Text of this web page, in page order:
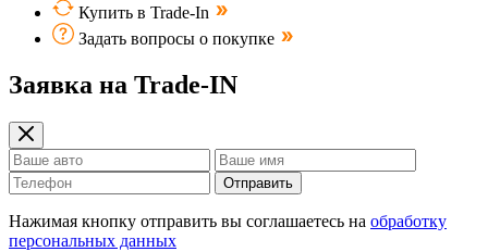
Купить в Trade-In
Задать вопросы о покупке
Заявка на Trade-IN
Отправить
Нажимая кнопку отправить вы соглашаетесь на обработку
персональных данных